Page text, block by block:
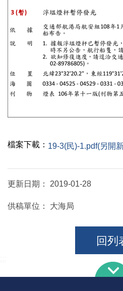
檔案下載： 19-3(民)-1.pdf(另開
更新日期： 2019-01-28
供稿單位： 大海局
回列